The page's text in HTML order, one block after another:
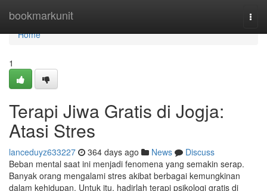
bookmarkunit
Home
Home
1
Terapi Jiwa Gratis di Jogja:
Atasi Stres
lanceduyz633227 364 days ago News
Discuss
Beban mental saat ini menjadi fenomena yang semakin serap.
Banyak orang mengalami stres akibat berbagai kemungkinan
dalam kehidupan. Untuk itu, hadirlah terapi psikologi gratis di